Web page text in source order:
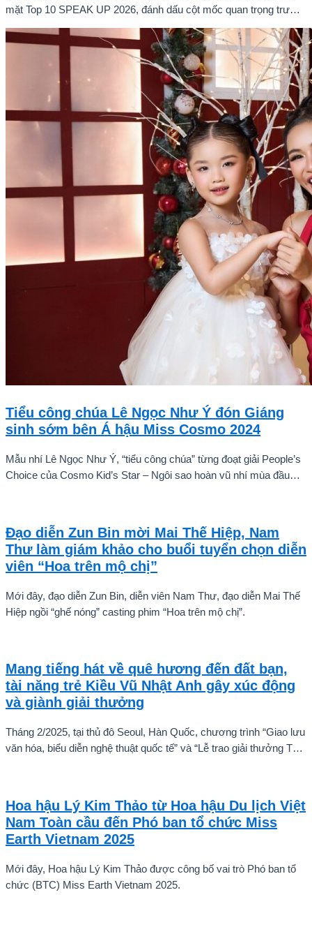
mặt Top 10 SPEAK UP 2026, đánh dấu cột mốc quan trọng trước
khi các thí sinh chính thức bước vào giai đoạn tăng tốc của cuộc
thi.
Tiểu công chúa Lê Ngọc Như Ý đón Giáng
sinh sớm bên Á hậu Miss Cosmo 2024
Mẫu nhí Lê Ngọc Như Ý, “tiểu công chúa” từng đoạt giải People’s
Choice của Cosmo Kid’s Star – Ngôi sao hoàn vũ nhí mùa đầu
Đạo diễn Zun Bin mời Mai Thế Hiệp, Nam
Thư làm giám khảo cho buổi tuyển chọn diễn
viên “Hoa trên mộ chị”
Mới đây, đạo diễn Zun Bin, diễn viên Nam Thư, đạo diễn Mai Thế
Hiệp ngồi “ghế nóng” casting phim “Hoa trên mộ chị”.
Mang tiếng hát về quê hương đến đất bạn,
tài năng trẻ Kiều Vũ Nhật Anh gây xúc động
và giành giải thưởng
Tháng 2/2025, tại thủ đô Seoul, Hàn Quốc, chương trình “Giao lưu
văn hóa, biểu diễn nghệ thuật quốc tế” và “Lễ trao giải thưởng Tài
ấn tượng mạnh với giọng hát trữ tình sâu lắng, mang đậm hơi thở
quê hương.
Hoa hậu Lý Kim Thảo từ Hoa hậu Du lịch Việt
Nam Toàn cầu đến Phó ban tổ chức Miss
Earth Vietnam 2025
Mới đây, Hoa hậu Lý Kim Thảo được công bố vai trò Phó ban tổ
chức (BTC) Miss Earth Vietnam 2025.